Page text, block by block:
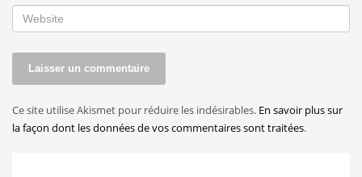
Ce site utilise Akismet pour réduire les indésirables. En savoir plus sur
la façon dont les données de vos commentaires sont traitées.